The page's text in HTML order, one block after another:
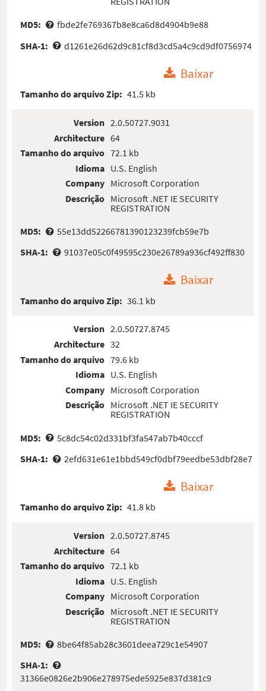
MD5:
fbde2fe769367b8e8ca6d8d4904b9e88
SHA-1:
d1261e26d62d9c81cf8d3cd5a4c9cd9df0756974
Baixar
Tamanho do arquivo Zip: 41.5 kb
Version
Architecture
Tamanho do arquivo
Idioma
Company
Descrição
2.0.50727.9031
64
72.1 kb
U.S. English
Microsoft Corporation
Microsoft .NET IE SECURITY
REGISTRATION
MD5:
55e13dd52266781390123239fcb59e7b
SHA-1:
91037e05c0f49595c230e26789a936cf492ff830
Baixar
Tamanho do arquivo Zip: 36.1 kb
Version
Architecture
Tamanho do arquivo
Idioma
Company
Descrição
2.0.50727.8745
32
79.6 kb
U.S. English
Microsoft Corporation
Microsoft .NET IE SECURITY
REGISTRATION
MD5:
5c8dc54c02d331bf3fa547ab7b40cccf
SHA-1:
2efd631e61e1bbd549cf0dbf79eedbe53dbf28e7
Baixar
Tamanho do arquivo Zip: 41.8 kb
Version
Architecture
Tamanho do arquivo
Idioma
Company
Descrição
2.0.50727.8745
64
72.1 kb
U.S. English
Microsoft Corporation
Microsoft .NET IE SECURITY
REGISTRATION
MD5:
8be64f85ab28c3601deea729c1e54907
SHA-1:
31366e0826e2b906e278975ede5925e837d381c9